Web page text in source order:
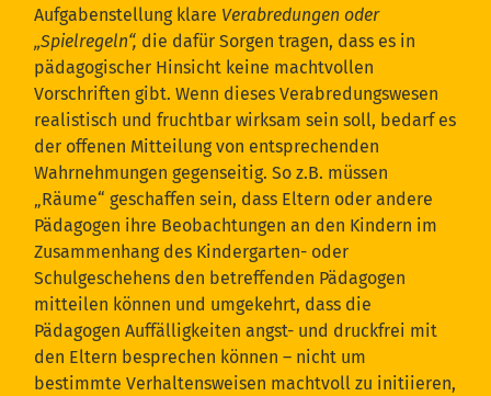
Aufgabenstellung klare Verabredungen oder
„Spielregeln“, die dafür Sorgen tragen, dass es in
pädagogischer Hinsicht keine machtvollen
Vorschriften gibt. Wenn dieses Verabredungswesen
realistisch und fruchtbar wirksam sein soll, bedarf es
der offenen Mitteilung von entsprechenden
Wahrnehmungen gegenseitig. So z.B. müssen
„Räume“ geschaffen sein, dass Eltern oder andere
Pädagogen ihre Beobachtungen an den Kindern im
Zusammenhang des Kindergarten- oder
Schulgeschehens den betreffenden Pädagogen
mitteilen können und umgekehrt, dass die
Pädagogen Auffälligkeiten angst- und druckfrei mit
den Eltern besprechen können – nicht um
bestimmte Verhaltensweisen machtvoll zu initiieren,